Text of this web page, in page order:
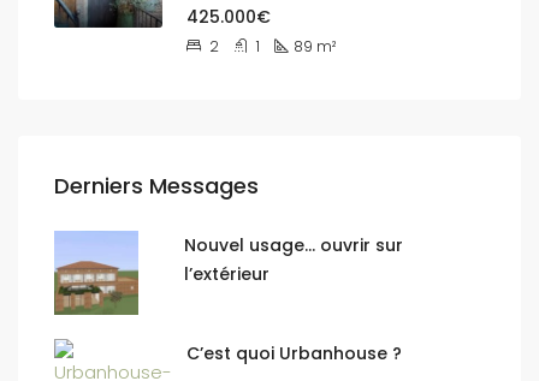
425.000€
2 1 89 m²
Derniers Messages
Nouvel usage… ouvrir sur
l’extérieur
C’est quoi Urbanhouse ?